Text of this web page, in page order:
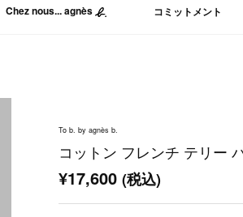
Chez nous... agnès コミットメント
To b. by agnès b.
コットン フレンチ テリー
¥17,600(税込)